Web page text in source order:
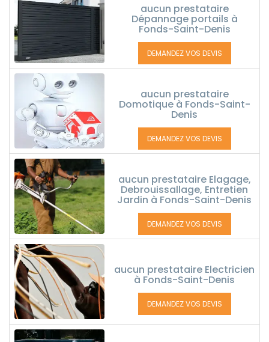
aucun prestataire
Dépannage portails à
Fonds-Saint-Denis
DEMANDEZ VOS DEVIS
aucun prestataire
Domotique à Fonds-Saint-
Denis
DEMANDEZ VOS DEVIS
aucun prestataire Elagage,
Debrouissallage, Entretien
Jardin à Fonds-Saint-Denis
DEMANDEZ VOS DEVIS
aucun prestataire Electricien
à Fonds-Saint-Denis
DEMANDEZ VOS DEVIS